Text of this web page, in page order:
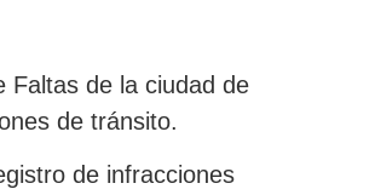
Faltas de la ciudad de
de tránsito.
de infracciones